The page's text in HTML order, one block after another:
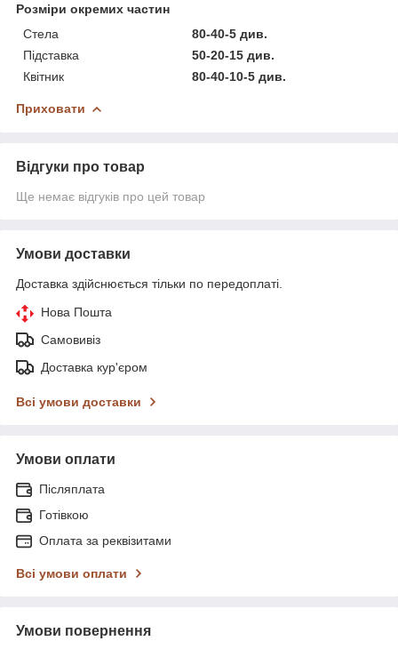
Розміри окремих частин
Стела
80-40-5 див.
Підставка
50-20-15 див.
Квітник
80-40-10-5 див.
Приховати
Відгуки про товар
Ще немає відгуків про цей товар
Умови доставки
Доставка здійснюється тільки по передоплаті.
Нова Пошта
Самовивіз
Доставка кур'єром
Всі умови доставки
Умови оплати
Післяплата
Готівкою
Оплата за реквізитами
Всі умови оплати
Умови повернення